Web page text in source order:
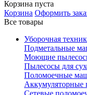
Корзина пуста
Корзина Оформить
Все товары
Уборочная
Подметальные
Моющие
Пылесосы для
Поломоечные
Сетевые